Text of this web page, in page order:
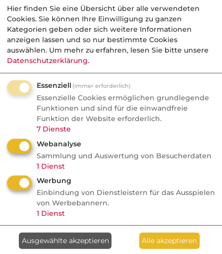
Altersvorsorgedepot:
Bedrohung oder Chance für
Vermittler?
AVD ab 2027: Bedrohung oder
Goldgrube? blau-direkt-COO Stephan
Schinnenburg verrät im Podcast, warum
Neobroker längst Kunden anschreiben
und welche Produkte doch Provision
bringen.
Vertrieb
Nachrichten
Brüß kommentiert: Die 32.
Woche im Rückspiegel
Hier finden Sie eine Übersicht über alle verwendeten
Cookies. Sie können Ihre Einwilligung zu ganzen
Kategorien geben oder sich weitere Informationen
anzeigen lassen und so nur bestimmte Cookies
auswählen. Um mehr zu erfahren, lesen Sie bitte unsere
Datenschutzerklärung.
Essenziell (immer erforderlich)
Essenzielle Cookies ermöglichen grundlegende
Funktionen und sind für die einwandfreie
Funktion der Website erforderlich.
7 Dienste
Webanalyse
Sammlung und Auswertung von Besucherdaten
1 Dienst
Werbung
Einbindung von Dienstleistern für das Ausspielen
von Werbebannern.
1 Dienst
Ausgewählte akzeptieren Alle akzeptieren